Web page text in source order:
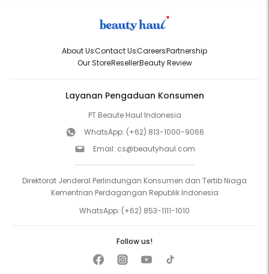
About UsContact UsCareersPartnership
Our StoreResellerBeauty Review
Layanan Pengaduan Konsumen
PT Beaute Haul Indonesia
WhatsApp: (+62) 813-1000-9066
Email: cs@beautyhaul.com
Direktorat Jenderal Perlindungan Konsumen dan Tertib Niaga
Kementrian Perdagangan Republik Indonesia
WhatsApp: (+62) 853-1111-1010
Follow us!